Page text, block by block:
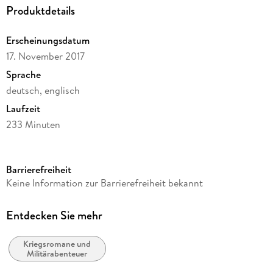
- On Location 1976: Interviews mit Sam Peckinpah &
- 6 Kurz-Features (gesamt ca. 33 Min.)
- Trailer
Produktdetails
Erscheinungsdatum
17. November 2017
Sprache
deutsch, englisch
Laufzeit
233 Minuten
Reihe
Autor/Autorin
Kelley, Peter Berneis
Kamera/Fotos von
Barrierefreiheit
Keine Information zur Barrierefreiheit bekannt
Entdecken Sie mehr
Kriegsromane und
Militärabenteuer